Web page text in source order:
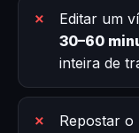
Editar um
30–60
inteira de
Repostar